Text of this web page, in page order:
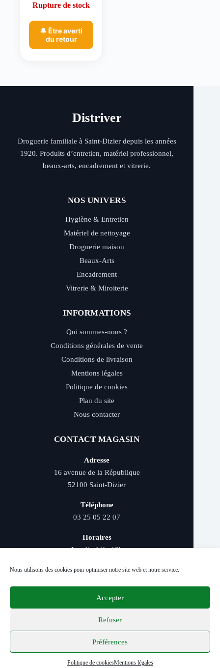
Nous utilisons des cookies pour optimiser notre site web et notre service.
Accepter
Refuser
Préférences
Politique de cookiesMentions légales
Rupture de stock
🔔 Être averti
du retour
Distriver
Droguerie familiale à Saint-Dizier depuis les années
1920. Produits d’entretien, matériel professionnel,
beaux-arts, encadrement et vitrerie.
NOS UNIVERS
Hygiène & Entretien
Matériel de nettoyage
Droguerie maison
Beaux-Arts
Encadrement
Vitrerie & Miroiterie
INFORMATIONS
Qui sommes-nous ?
Conditions générales de vente
Conditions de livraison
Mentions légales
Politique de cookies
Plan du site
Nous contacter
CONTACT MAGASIN
Adresse
16 avenue de la République
52100 Saint-Dizier
Téléphone
03 25 05 22 07
Horaires
Lundi : 14h–19h
Livraison rapide - Retrait magasin - Paiement
© 2026 Distriver — Tous droits réservés.